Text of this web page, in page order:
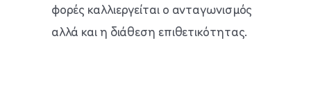
φορές καλλιεργείται ο ανταγωνισμός
αλλά και η διάθεση επιθετικότητας.